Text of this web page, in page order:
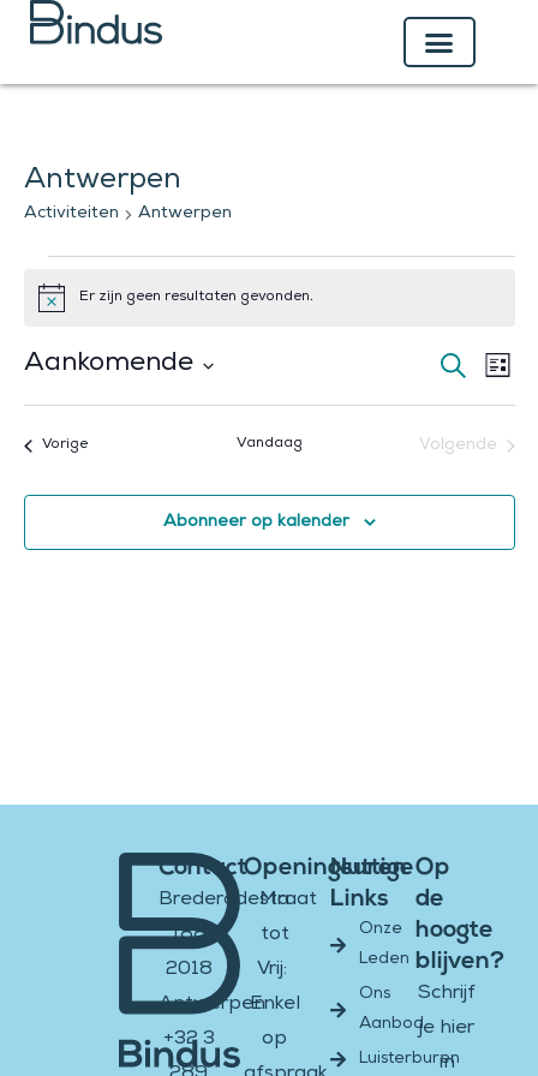
naar
Antwerpen
Activiteiten Antwerpen
Activiteiten
Bericht
Er zijn geen resultaten gevonden.
Activiteiten
weergeven
Zoeken
Lijst
Aankomende
VorigeActiviteiten Vandaag
Volgende
Abonneer op kalender
Contact
Brederodestraat
188
2018
Antwerpen
+32 3
Openingsuren
Ma
tot
Vrij:
Enkel
op
Nuttige
Links
Onze
Leden
Ons
Aanbod
Luisterburen
Op
de
hoogte
blijven?
Schrijf
je hier
in